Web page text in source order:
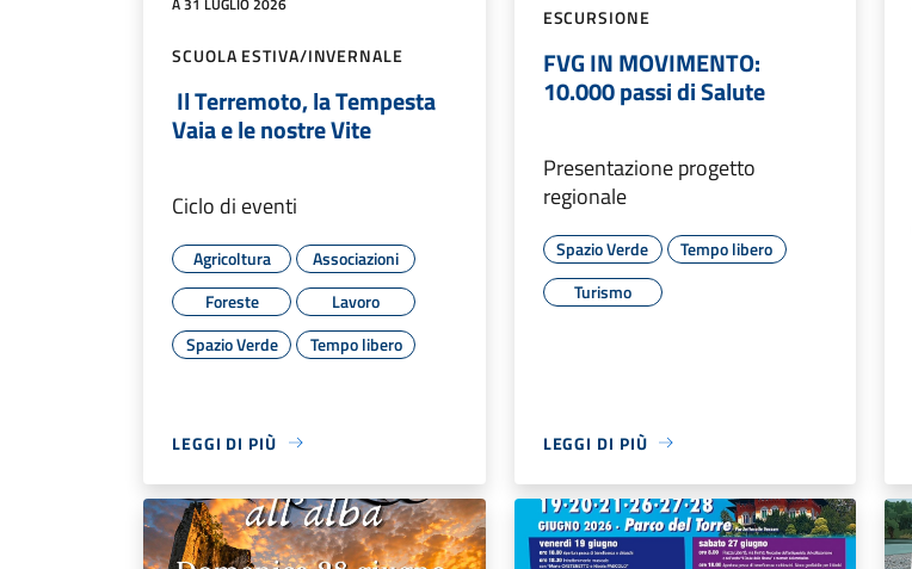
SCUOLA ESTIVA/INVERNALE
Il Terremoto, la Tempesta
Vaia e le nostre Vite
Ciclo di eventi
Agricoltura
Associazioni
Foreste
Lavoro
Spazio Verde
Tempo libero
LEGGI DI PIÙ
ESCURSIONE
FVG IN MOVIMENTO:
10.000 passi di Salute
Presentazione progetto
regionale
Spazio Verde
Tempo libero
Turismo
LEGGI DI PIÙ